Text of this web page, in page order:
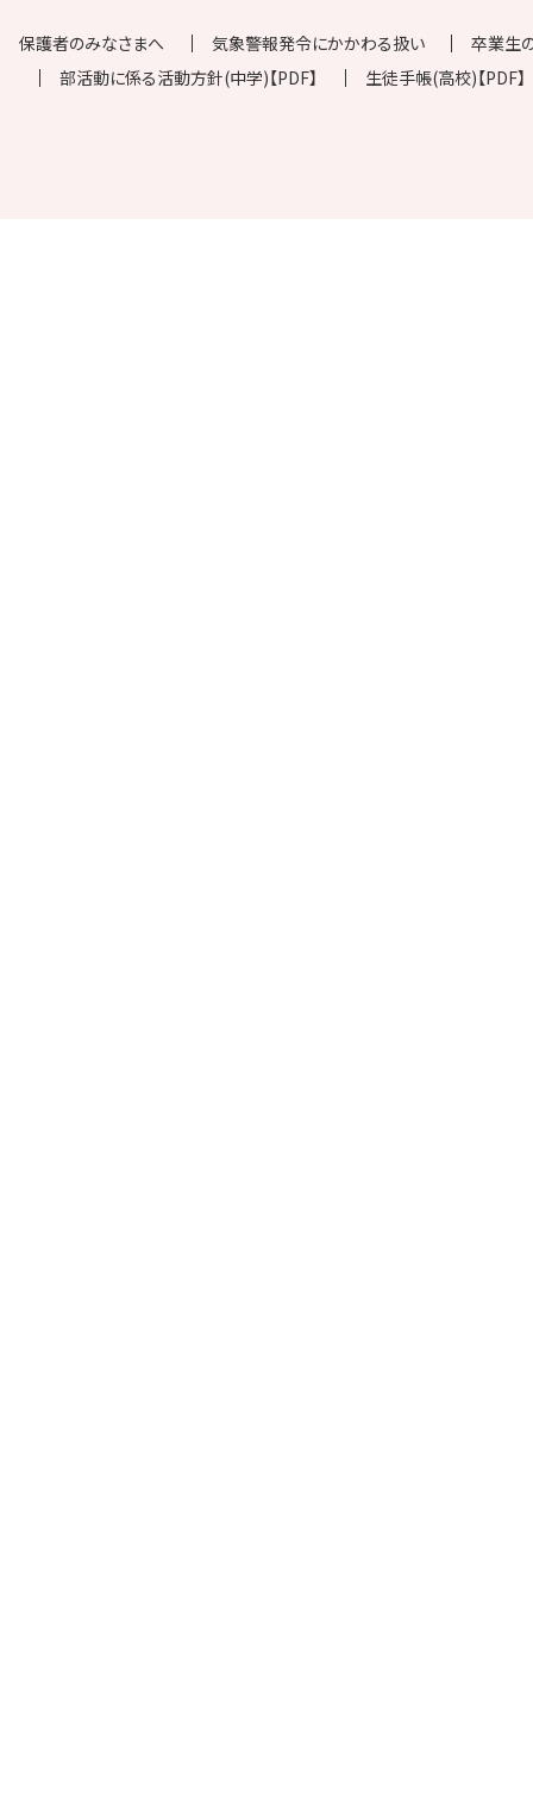
保護者のみなさまへ 気象警報発令にかかわる扱い
卒業生
部活動に係る活動方針(中学)【PDF】
生徒手帳(高校)【PDF】